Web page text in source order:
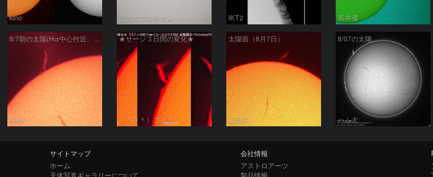
kino 小犬のプロキオン IKT2 新井優
8/7朝の太陽(Hα中心付近、プロミネンス)
Maki
★サージ３日間の変化★
（＾０＾）コメト
太陽面（8月7日）
山田昇
8/07の太陽
ハム太
サイトマップ
ホーム
天体写真ギャラリーについて
会社情報
アストロアーツ
製品情報